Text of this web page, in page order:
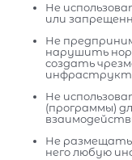
Не
или
Не
нарушить
создать
Не
(программы)
Не размещать
него любую